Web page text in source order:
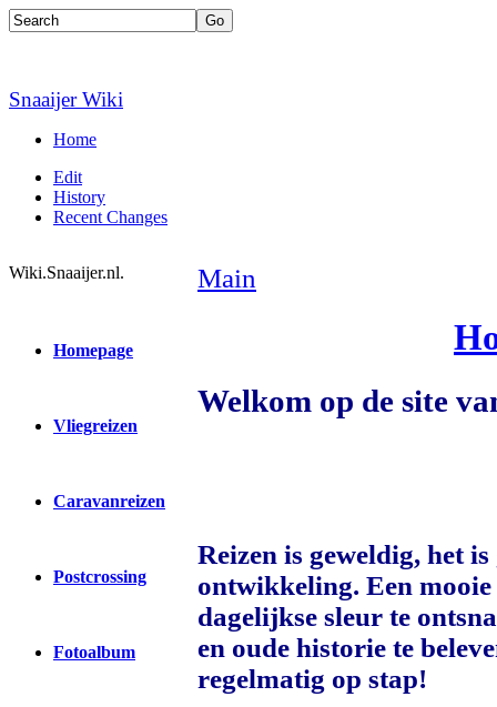
Snaaijer Wiki
Home
Edit
History
Recent Changes
Wiki.Snaaijer.nl.
Homepage
Vliegreizen
Caravanreizen
Postcrossing
Fotoalbum
Main
Welkom op de site
Reizen is geweldig, het
ontwikkeling. Een mooie
dagelijkse sleur te
en oude historie te
regelmatig op stap!